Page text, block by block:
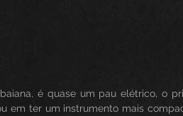
é quase um pau elétrico, o
em ter um instrumento mais